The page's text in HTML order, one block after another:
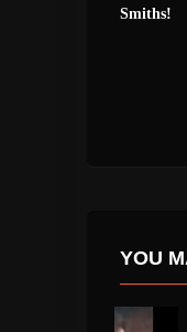
Smiths!
YOU